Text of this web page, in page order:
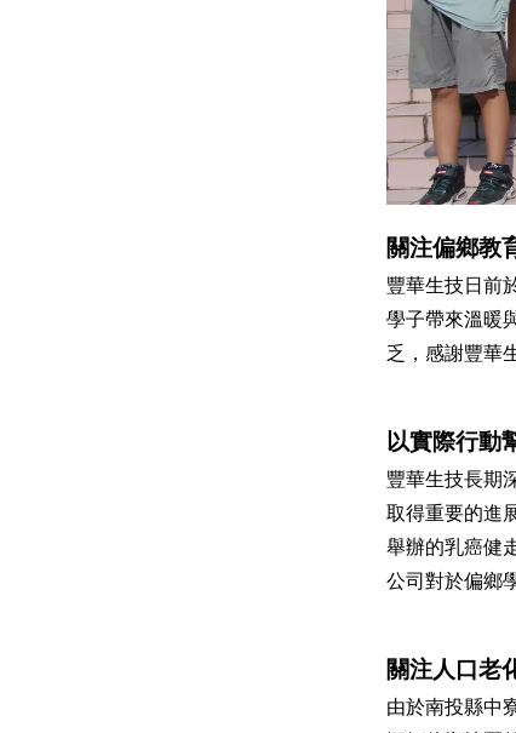
關注偏鄉教
豐華生技日前
學子帶來溫暖
乏，感謝豐華
以實際行動
豐華生技長期
取得重要的進
舉辦的乳癌健
公司對於偏鄉
關注人口老
由於南投縣中